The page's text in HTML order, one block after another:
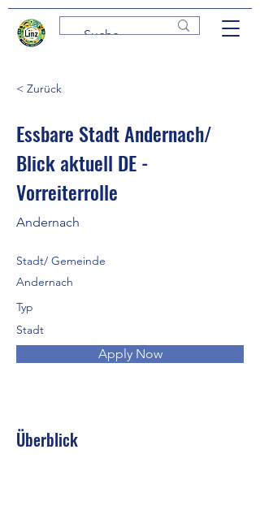
< Zurück
Essbare Stadt Andernach/
Blick aktuell DE -
Vorreiterrolle
Andernach
Stadt/ Gemeinde
Andernach
Typ
Stadt
Apply Now
Überblick